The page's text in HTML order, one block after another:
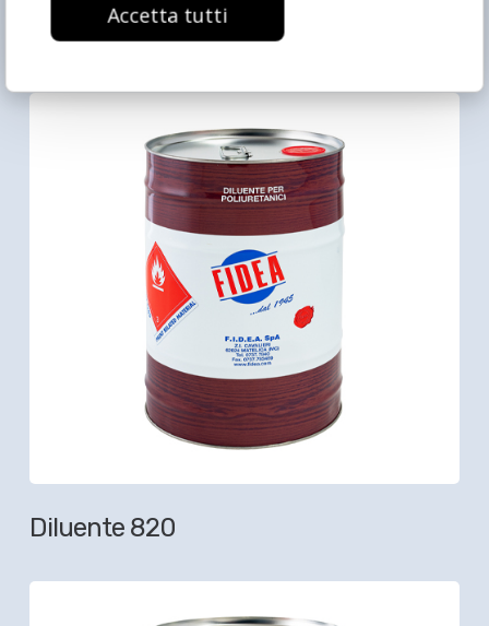
Accetta tutti
Ritardante per poliuretanici 509
Diluente 820